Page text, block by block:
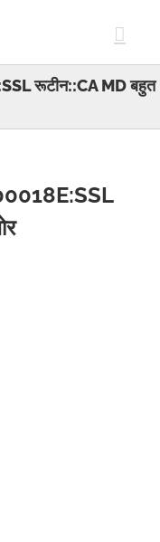
रूटीन::CA MD बहुत